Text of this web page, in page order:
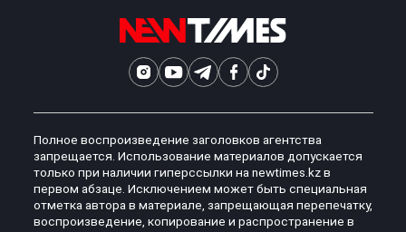
Полное воспроизведение заголовков агентства
запрещается. Использование материалов допускается
только при наличии гиперссылки на newtimes.kz в
первом абзаце. Исключением может быть специальная
отметка автора в материале, запрещающая перепечатку,
воспроизведение, копирование и распространение в